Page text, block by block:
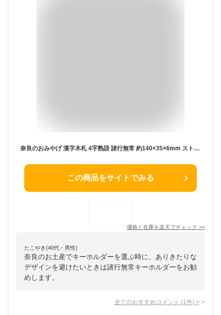
奈良のおみやげ 漢字木札 4字熟語 諸行無常 約140×35×6mm ストラップ約9cm / オリジナル商品 透かし彫り日本のおみやげ japanese souvenir omiyage 漢字 四字熟語 かんじ kanji お土産 gift プレゼント【ゆうパケット対応】
この商品をサイトでみる
価格と在庫を楽天でチェック >>
たこやき(40代・男性)
奈良のお土産でキーホルダーを選ぶ時に、ありきたりな
デザインを避けたいときは諸行無常キーホルダーをお勧
めします。
全てのおすすめコメント (1 件) >